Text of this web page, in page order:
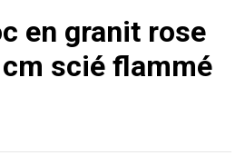
en granit rose
scié flammé